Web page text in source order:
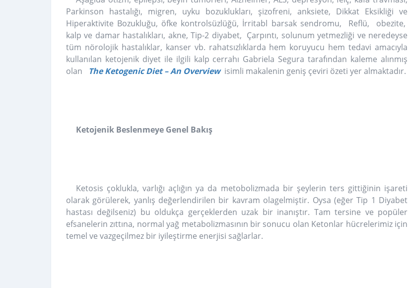
Parkinson hastalığı, migren, uyku bozuklukları, şizofreni, anksiete, Dikkat Eksikliği ve
Hiperaktivite Bozukluğu, öfke kontrolsüzlüğü, İrritabl barsak sendromu, Reflü, obezite,
kalp ve damar hastalıkları, akne, Tip-2 diyabet, Çarpıntı, solunum yetmezliği ve neredeyse
tüm nörolojik hastalıklar, kanser vb. rahatsızlıklarda hem koruyucu hem tedavi amacıyla
kullanılan ketojenik diyet ile ilgili kalp cerrahı Gabriela Segura tarafından kaleme alınmış
olan
The Ketogenic Diet – An Overview isimli makalenin geniş çeviri özeti yer almaktadır.
Ketojenik Beslenmeye Genel Bakış
Ketosis çoklukla, varlığı açlığın ya da metobolizmada bir şeylerin ters gittiğinin işareti
olarak görülerek, yanlış değerlendirilen bir kavram olagelmiştir. Oysa (eğer Tip 1 Diyabet
hastası değilseniz) bu oldukça gerçeklerden uzak bir inanıştır. Tam tersine ve popüler
efsanelerin zıttına, normal yağ metabolizmasının bir sonucu olan Ketonlar hücrelerimiz için
temel ve vazgeçilmez bir iyileştirme enerjisi sağlarlar.